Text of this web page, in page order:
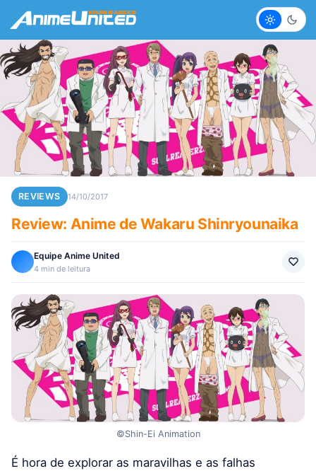
Claro
REVIEWS 14/10/2017
Review: Anime de Wakaru Shinryounaika
Equipe Anime United
4 min de leitura
©Shin-Ei Animation
É hora de explorar as maravilhas e as falhas